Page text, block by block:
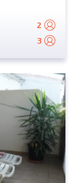
2
3